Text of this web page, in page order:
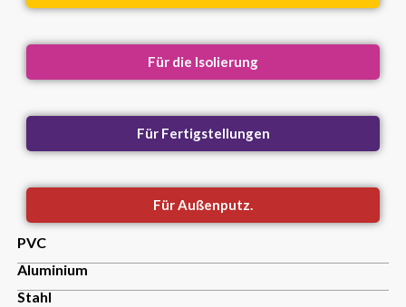
Für die Isolierung
Für Fertigstellungen
Für Außenputz.
PVC
Aluminium
Stahl